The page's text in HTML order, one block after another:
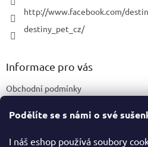
Podělíte se s námi o své
I náš eshop používá soubory
http://www.facebook.com/
destiny_pet_cz/
Informace pro vás
Obchodní podmínky
Certifikace a označení produktů